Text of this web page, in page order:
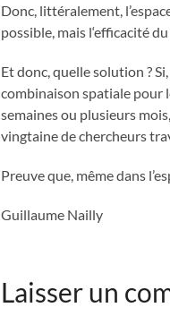
Donc, littéralement,
possible, mais l‘efficacité
Et donc, quelle solution ?
combinaison spatiale pour
semaines ou plusieurs
vingtaine de chercheurs
Preuve que, même dans
Guillaume Nailly
Laisser un